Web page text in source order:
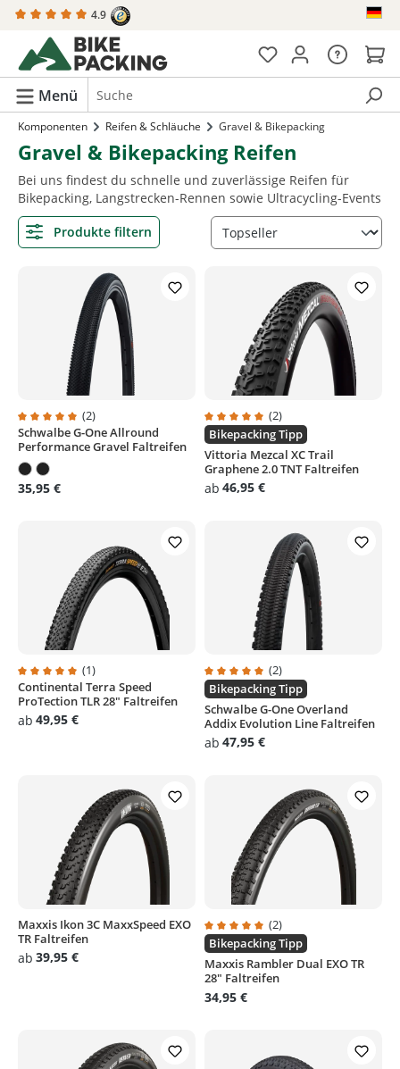
springen 4.9
Menü
Komponenten Reifen & Schläuche Gravel & Bikepacking
Gravel & Bikepacking Reifen
Bei uns findest du schnelle und zuverlässige Reifen für
Bikepacking, Langstrecken-Rennen sowie Ultracycling-Events
Produkte filtern
Durchschnittliche Bewertung von 5 von 5 Sternen
(2)
Schwalbe G-One Allround
Performance Gravel Faltreifen
35,95 €
Durchschnittliche Bewertung
(2)
Bikepacking Tipp
Vittoria Mezcal XC Trail
Graphene 2.0 TNT Faltreifen
ab 46,95 €
Durchschnittliche Bewertung von 5 von 5 Sternen
(1)
Continental Terra Speed
ProTection TLR 28" Faltreifen
ab 49,95 €
Durchschnittliche Bewertung
(2)
Bikepacking Tipp
Schwalbe G-One Overland
Addix Evolution Line Faltreifen
ab 47,95 €
Maxxis Ikon 3C MaxxSpeed EXO
TR Faltreifen
ab 39,95 €
Durchschnittliche Bewertung
(2)
Bikepacking Tipp
Maxxis Rambler Dual EXO TR
28" Faltreifen
34,95 €